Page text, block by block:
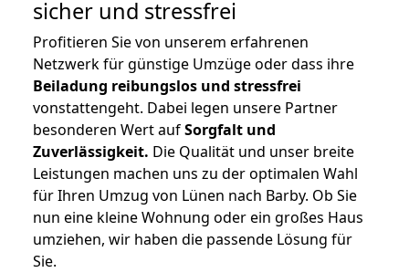
sicher und stressfrei
Profitieren Sie von unserem erfahrenen
Netzwerk für günstige Umzüge oder dass ihre
Beiladung reibungslos und stressfrei
vonstattengeht. Dabei legen unsere Partner
besonderen Wert aufSorgfalt und
Zuverlässigkeit. Die Qualität und unser breite
Leistungen machen uns zu der optimalen Wahl
für Ihren Umzug von Lünen nach Barby. Ob Sie
nun eine kleine Wohnung oder ein großes Haus
umziehen, wir haben die passende Lösung für
Sie.